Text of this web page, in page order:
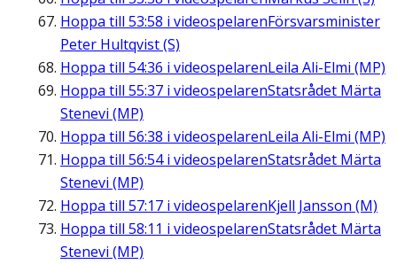
Hoppa till 53:58 i videospelarenFörsvarsminister
Peter Hultqvist (S)
Hoppa till 54:36 i videospelarenLeila Ali-Elmi (MP)
Hoppa till 55:37 i videospelarenStatsrådet Märta
Stenevi (MP)
Hoppa till 56:38 i videospelarenLeila Ali-Elmi (MP)
Hoppa till 56:54i videospelarenStatsrådet Märta
Stenevi (MP)
Hoppa till 57:17 i videospelarenKjell Jansson (M)
Hoppa till 58:11 i videospelarenStatsrådet Märta
Stenevi (MP)